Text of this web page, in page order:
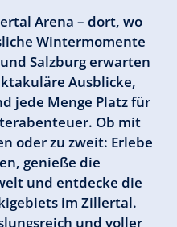
Arena – dort, wo
Wintermomente
Salzburg erwarten
Ausblicke,
jede Menge Platz für
Ob mit
oder zu zweit: Erlebe
genieße die
und entdecke die
im Zillertal.
und voller